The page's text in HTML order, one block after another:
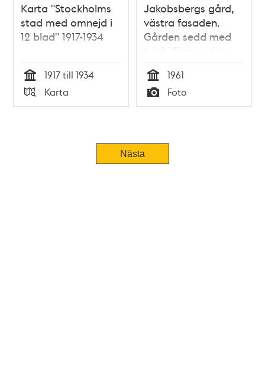
Karta "Stockholms
stad med omnejd i
12 blad" 1917-1934
Tid
1917 till 1934
Typ
Karta
Jakobsbergs gård,
västra fasaden.
Gården sedd med
träd i förgrunden
Tid
1961
Typ
Foto
Nästa